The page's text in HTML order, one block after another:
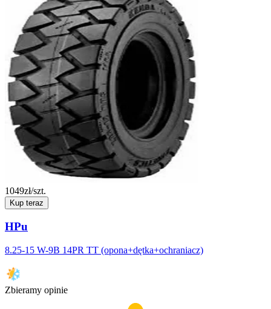
1049zł/szt.
Kup teraz
HPu
8.25-15 W-9B 14PR TT (opona+dętka+ochraniacz)
Zbieramy opinie